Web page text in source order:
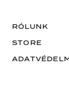
RÓLUNK
STORE